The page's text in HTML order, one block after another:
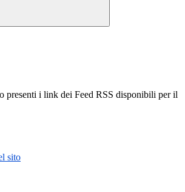
presenti i link dei Feed RSS disponibili per il
sito